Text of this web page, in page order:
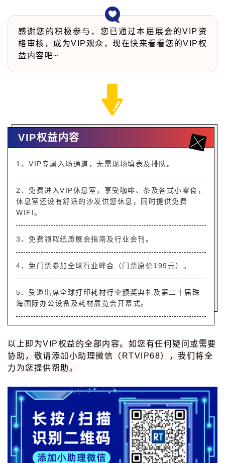
感谢您的积极参与， 您已通过本届展会的VIP资
格审核，成为VIP观众，现在快来看看您的VIP权
益内容吧~
VIP权益内容
1、VIP专属入场通道，无需现场填表及排队。
2、免费进入VIP休息室，享受咖啡、茶及各式小零食，
休息室还设有舒适的沙发供您休息，同时提供免费
WIFI。
3、免费领取纸质展会指南及行业会刊。
4、免门票参加全球行业峰会（门票原价199元）。
5、受邀出席全球打印耗材行业颁奖典礼及第二十届珠
海国际办公设备及耗材展览会开幕式。
以上即为VIP权益的全部内容。如您有任何疑问或需要
协助，敬请添加小助理微信（RTVIP68），我们将全
力为您提供帮助。